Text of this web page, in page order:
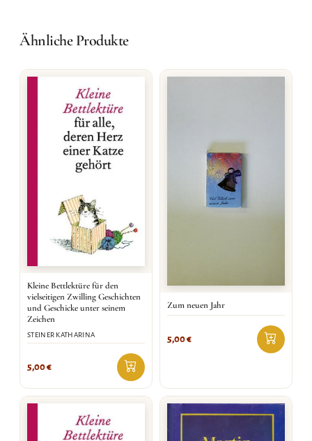
Ähnliche Produkte
Kleine Bettlektüre für den
vielseitigen Zwilling Geschichten
und Geschicke unter seinem
Zeichen
STEINER KATHARINA
5,00€
Zum neuen Jahr
5,00€